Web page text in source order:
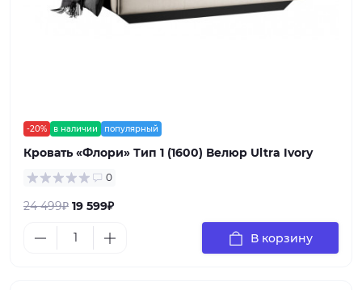
-20% в наличии популярный
Кровать «Флори» Тип 1 (1600) Велюр Ultra Ivory
0
24 499₽ 19 599₽
В корзину